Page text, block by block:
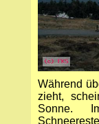
Während
zieht,
Sonne.